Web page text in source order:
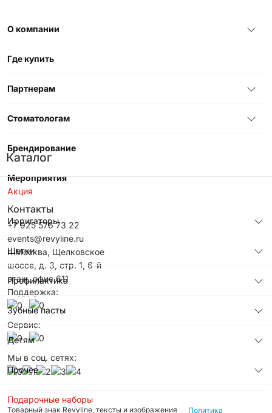
Каталог
Акция
Ирригаторы
Щетки
Профилактика
Зубные пасты
Детям
Прочее
Подарочные наборы
О компании
Где купить
Партнерам
Стоматологам
Брендирование
Мероприятия
Контакты
+7 925 576 73 22
events@revyline.ru
г. Москва, Щелковское
шоссе, д. 3, стр. 1, 6-й
этаж, офис 611
Поддержка:
Сервис:
Мы в соц. сетях:
Товарный знак Revyline, тексты и изображения Политика